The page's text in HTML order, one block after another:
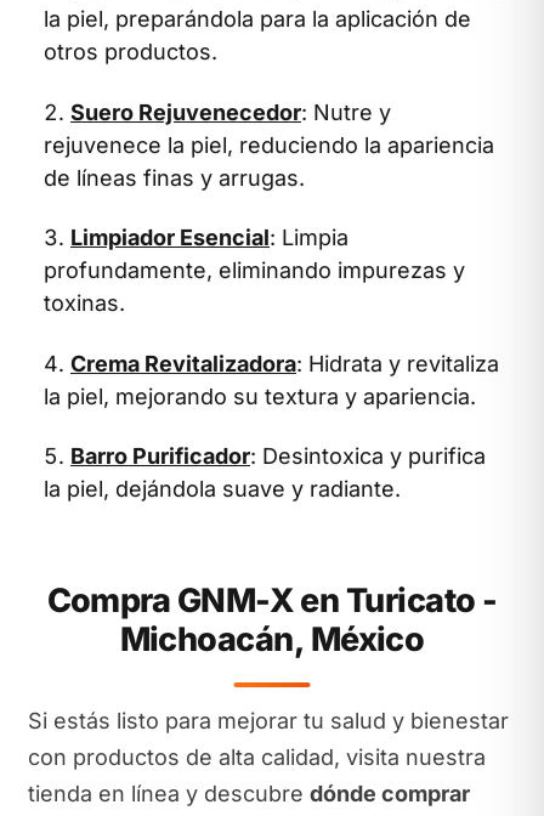
la piel, preparándola para la aplicación de
otros productos.
Suero Rejuvenecedor: Nutre y
rejuvenece la piel, reduciendo la apariencia
de líneas finas y arrugas.
Limpiador Esencial: Limpia
profundamente, eliminando impurezas y
toxinas.
Crema Revitalizadora: Hidrata y revitaliza
la piel, mejorando su textura y apariencia.
Barro Purificador: Desintoxica y purifica
la piel, dejándola suave y radiante.
Compra GNM-X en Turicato -
Michoacán, México
Si estás listo para mejorar tu salud y bienestar
con productos de alta calidad, visita nuestra
tienda en línea y descubre dónde comprar